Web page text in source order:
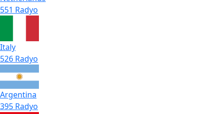
551 Radyo
Italy
526 Radyo
Argentina
395 Radyo